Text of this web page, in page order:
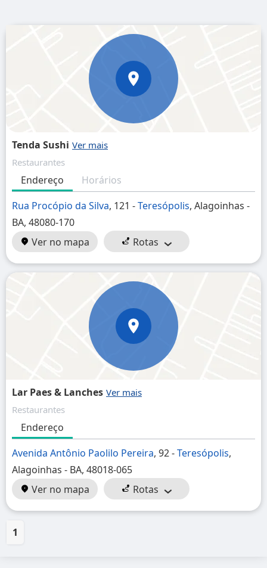
Tenda Sushi
Restaurantes
Endereço
Horários
Rua Procópio da Silva, 121 -Teresópolis, Alagoinhas -
BA, 48080-170
Ver no mapa
Rotas
Lar Paes & Lanches
Restaurantes
Endereço
Avenida Antônio Paolilo Pereira, 92 -Teresópolis,
Alagoinhas - BA, 48018-065
Ver no mapa
Rotas
1